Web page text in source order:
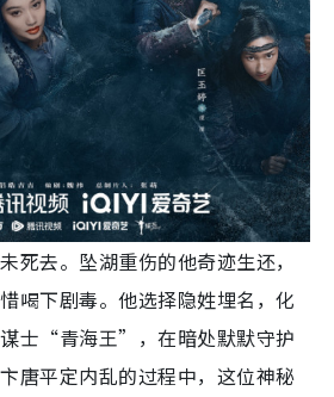
死去。坠湖重伤的他奇迹生还，
喝下剧毒。他选择隐姓埋名，化
士“青海王”，在暗处默默守护
唐平定内乱的过程中，这位神秘